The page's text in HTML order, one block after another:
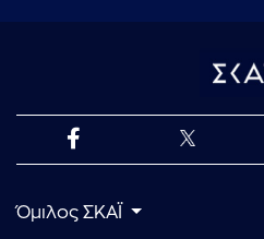
Όμιλος ΣΚΑΪ